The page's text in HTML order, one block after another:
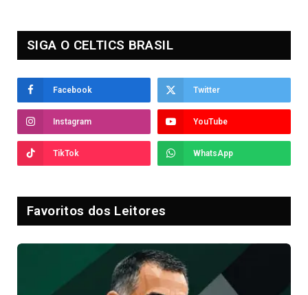
SIGA O CELTICS BRASIL
Facebook Twitter
Instagram YouTube
TikTok WhatsApp
Favoritos dos Leitores